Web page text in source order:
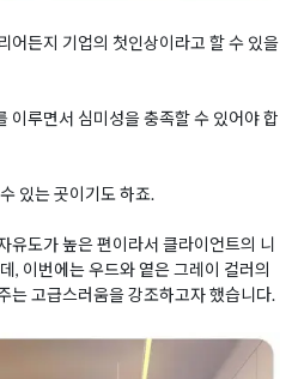
어든지 기업의 첫인상이라고 할 수 있을
이루면서 심미성을 충족할 수 있어야 합
있는 곳이기도 하죠.
유도가 높은 편이라서 클라이언트의 니
, 이번에는 우드와 옅은 그레이 컬러의
는 고급스러움을 강조하고자 했습니다.